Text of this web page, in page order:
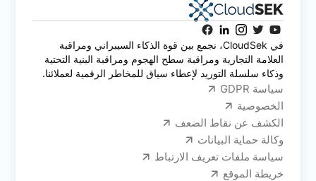
في CloudSek، نجمع بين قوة الذكاء السيبراني ومراقبة
العلامة التجارية ومراقبة سطح الهجوم ومراقبة البنية التحتية
وذكاء سلسلة التوريد لإعطاء سياق للمخاطر الرقمية لعملائنا.
سياسة GDPR
الخصوصية
الكشف عن نقاط الضعف
وكالة حماية البيانات
سياسة ملفات تعريف الارتباط
خريطة الموقع